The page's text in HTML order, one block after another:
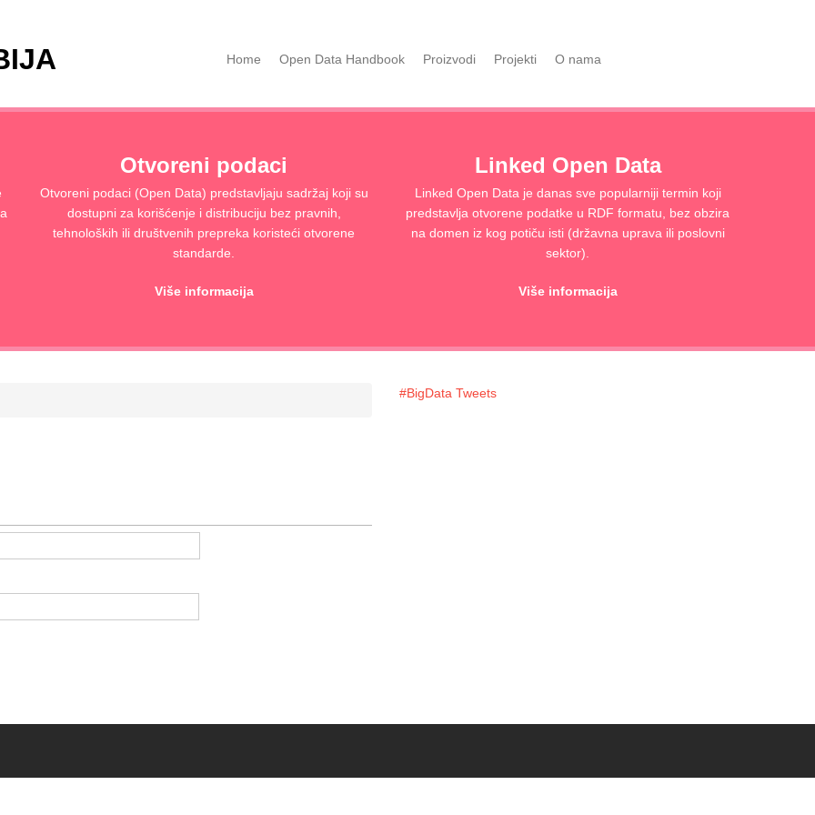
Home Open Data Handbook Proizvodi Projekti O nama
Otvoreni podaci
Otvoreni podaci (Open Data) predstavljaju sadržaj koji su
dostupni za korišćenje i distribuciju bez pravnih,
tehnoloških ili društvenih prepreka koristeći otvorene
standarde.
Više informacija
Linked Open Data
Linked Open Data je danas sve popularniji termin koji
predstavlja otvorene podatke u RDF formatu, bez obzira
na domen iz kog potiču isti (državna uprava ili poslovni
sektor).
Više informacija
#BigData Tweets